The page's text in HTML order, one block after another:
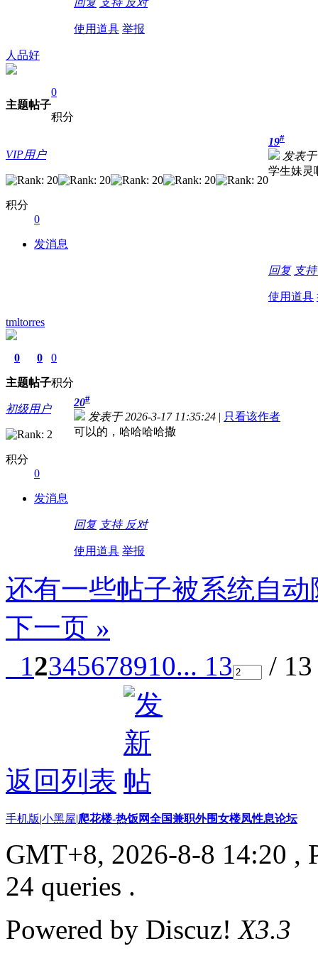
使用道具 举报
人品好
主题帖子
0
积分
VIP用户
积分
0
发消息
19#
发表于
学生妹灵
回复 支
使用道具
tmltorres
0
主题
0
帖子
0
积分
初级用户
积分
0
发消息
20#
发表于 2026-3-17 11:35:24 | 只看该作者
可以的，哈哈哈哈撒
回复 支持 反对
使用道具 举报
还有一些帖子被系统自
下一页 »
12345678910... 13 /
返回列表
手机版|小黑屋|爬花楼-热饭网全国兼职外围女楼凤性息论坛
GMT+8, 2026-8-8 14:20 ,
24 queries .
Powered by Discuz!X3.3